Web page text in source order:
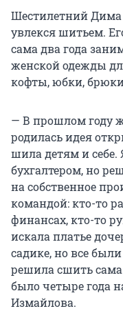
Шестилетний Дима
увлекся шитьем.
сама два года
женской одежды
кофты, юбки,
— В прошлом году
родилась идея
шила детям и
бухгалтером, но
на собственное
командой: кто-то
финансах, кто-то
искала платье
садике, но все
решила сшить
было четыре года
Измайлова.